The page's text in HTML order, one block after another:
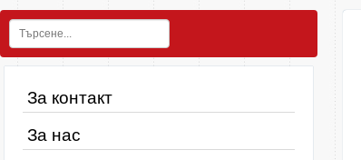
За контакт
За нас